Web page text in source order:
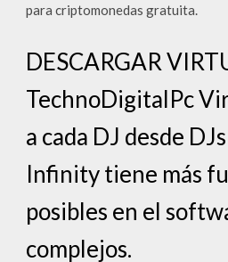
para criptomonedas gratuita.
DESCARGAR
TechnoDigitalPc
a cada DJ desde
Infinity tiene más
posibles en el
complejos.